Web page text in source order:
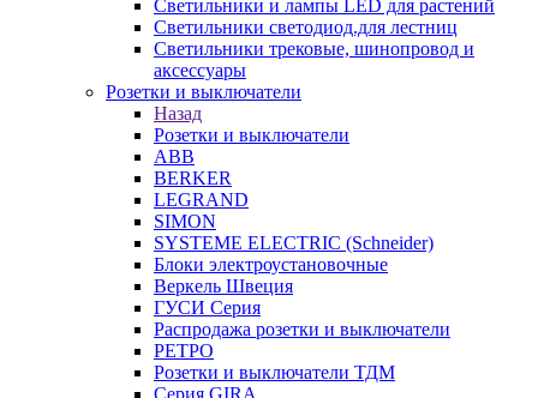
Светильники и лампы LED для растений
Светильники светодиод.для лестниц
Светильники трековые, шинопровод и
аксессуары
Розетки и выключатели
Назад
Розетки и выключатели
ABB
BERKER
LEGRAND
SIMON
SYSTEME ELECTRIC (Schneider)
Блоки электроустановочные
Веркель Швеция
ГУСИ Серия
Распродажа розетки и выключатели
РЕТРО
Розетки и выключатели ТДМ